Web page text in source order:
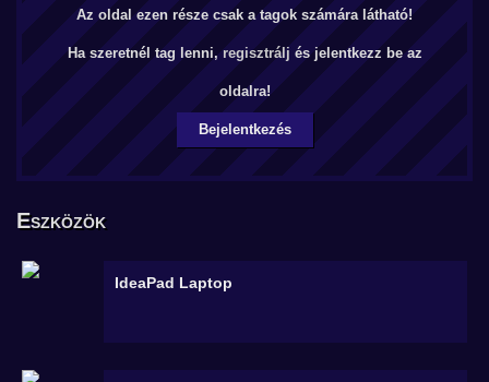
Az oldal ezen része csak a tagok számára látható!
Ha szeretnél tag lenni, regisztrálj és jelentkezz be az
oldalra!
Bejelentkezés
Eszközök
IdeaPad Laptop